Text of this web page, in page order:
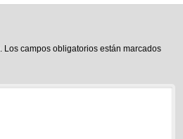
Los campos obligatorios están marcados